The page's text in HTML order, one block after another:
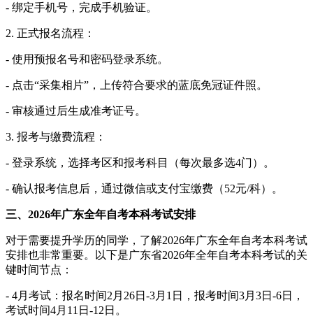
- 绑定手机号，完成手机验证。
2. 正式报名流程：
- 使用预报名号和密码登录系统。
- 点击“采集相片”，上传符合要求的蓝底免冠证件照。
- 审核通过后生成准考证号。
3. 报考与缴费流程：
- 登录系统，选择考区和报考科目（每次最多选4门）。
- 确认报考信息后，通过微信或支付宝缴费（52元/科）。
三、2026年广东全年自考本科考试安排
对于需要提升学历的同学，了解2026年广东全年自考本科考试
安排也非常重要。以下是广东省2026年全年自考本科考试的关
键时间节点：
- 4月考试：报名时间2月26日-3月1日，报考时间3月3日-6日，
考试时间4月11日-12日。